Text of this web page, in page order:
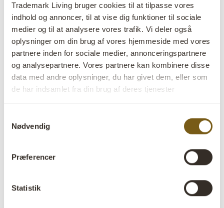
Trademark Living bruger cookies til at tilpasse vores
indhold og annoncer, til at vise dig funktioner til sociale
medier og til at analysere vores trafik. Vi deler også
oplysninger om din brug af vores hjemmeside med vores
partnere inden for sociale medier, annonceringspartnere
og analysepartnere. Vores partnere kan kombinere disse
data med andre oplysninger, du har givet dem, eller som
de har indsamlet fra din brug af deres tjenester
Nødvendig
Præferencer
Statistik
Varenr: M16727
Colli: 1 Stk
Farve: Jern
VIGTIGT hvert produkt er unik i farve og finish
Størrelse: H:48 cmxW:28 cmxD:38 cm
Produktbeskrivelse